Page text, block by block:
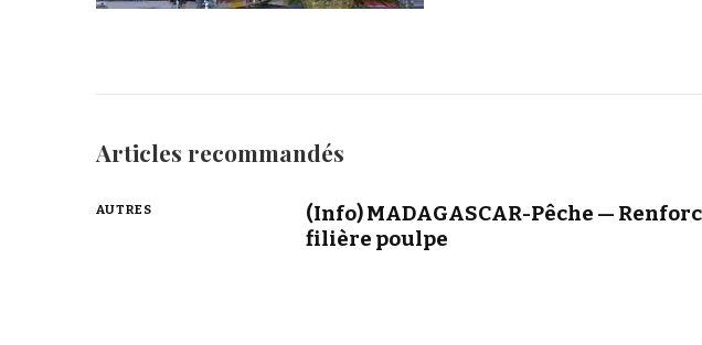
Articles recommandés
AUTRES
(Info) MADAGASCAR-Pêche —
filière poulpe